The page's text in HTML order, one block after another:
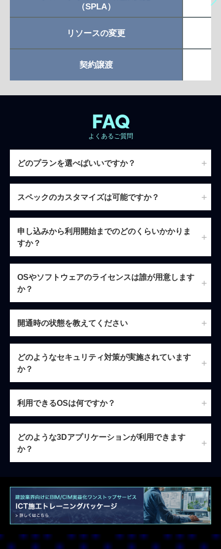
（SPLA）
リソースの変更
契約譲渡
FAQ
よくあるご質問
どのプランを選べばいいですか？
スペックのカスタマイズは可能ですか？
申し込みから利用開始までのどのくらいかかりま
すか？
OSやソフトウェアのライセンスは誰が用意します
か？
開通時の状態を教えてください
どのようなセキュリティ対策が実施されています
か？
利用できるOSは何ですか？
どのような3Dアプリケーションが利用できます
か？